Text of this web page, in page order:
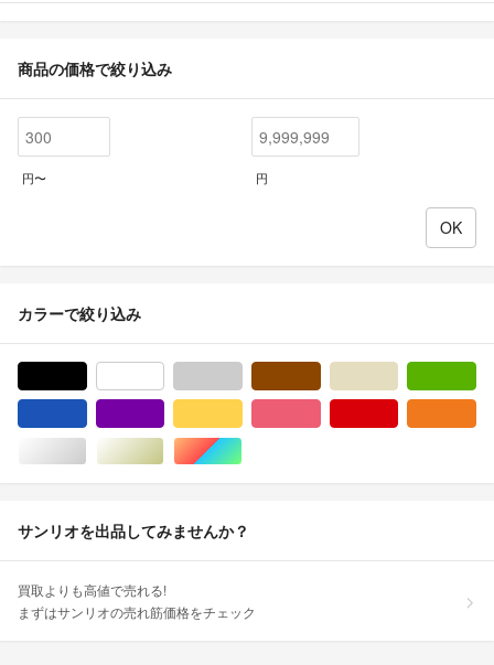
商品の価格で絞り込み
円〜 円
カラーで絞り込み
シルバー/銀色系ゴールド/金色系マルチカラー
サンリオを出品してみませんか？
買取よりも高値で売れる!
まずはサンリオの売れ筋価格をチェック